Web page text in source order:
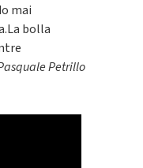
mai
bolla
Petrillo